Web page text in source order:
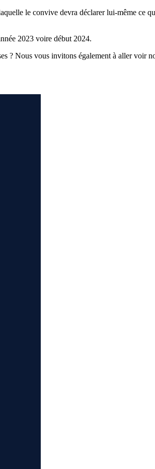
le convive devra déclarer lui-même ce
2023 voire début 2024.
? Nous vous invitons également à aller voir